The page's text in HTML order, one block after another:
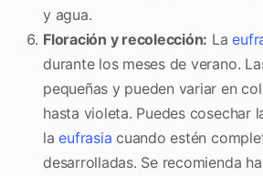
y agua.
Floración y recolección: La
durante los meses de verano.
pequeñas y pueden variar en
hasta violeta. Puedes cosechar
laeufrasia cuando estén
desarrolladas. Se recomienda